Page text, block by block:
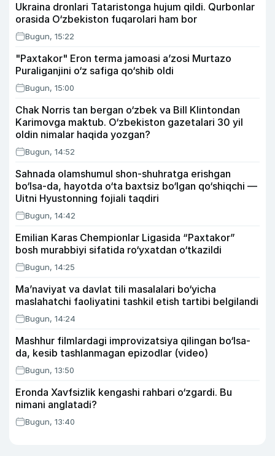
Ukraina dronlari Tataristonga hujum qildi. Qurbonlar
orasida O‘zbekiston fuqarolari ham bor
Bugun, 15:22
"Paxtakor" Eron terma jamoasi a’zosi Murtazo
Puraliganjini o‘z safiga qo‘shib oldi
Bugun, 15:00
Chak Norris tan bergan o‘zbek va Bill Klintondan
Karimovga maktub. O‘zbekiston gazetalari 30 yil
oldin nimalar haqida yozgan?
Bugun, 14:52
Sahnada olamshumul shon-shuhratga erishgan
bo‘lsa-da, hayotda o‘ta baxtsiz bo‘lgan qo‘shiqchi —
Uitni Hyustonning fojiali taqdiri
Bugun, 14:42
Emilian Karas Chempionlar Ligasida “Paxtakor”
bosh murabbiyi sifatida ro‘yxatdan o‘tkazildi
Bugun, 14:25
Ma’naviyat va davlat tili masalalari bo‘yicha
maslahatchi faoliyatini tashkil etish tartibi belgilandi
Bugun, 14:24
Mashhur filmlardagi improvizatsiya qilingan bo‘lsa-
da, kesib tashlanmagan epizodlar (video)
Bugun, 13:50
Eronda Xavfsizlik kengashi rahbari o‘zgardi. Bu
nimani anglatadi?
Bugun, 13:40